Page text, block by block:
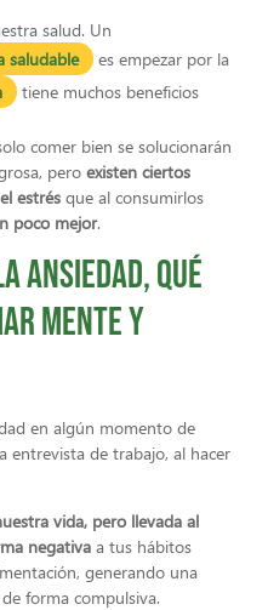
salud. Un
saludable
es empezar por la
tiene muchos beneficios
comer bien se solucionarán
pero existen ciertos
estrés que al consumirlos
poco mejor.
ansiedad, qué
mente y
en algún momento de
entrevista de trabajo, al hacer
vida, pero llevada al
negativa a tus hábitos
generando una
forma compulsiva.